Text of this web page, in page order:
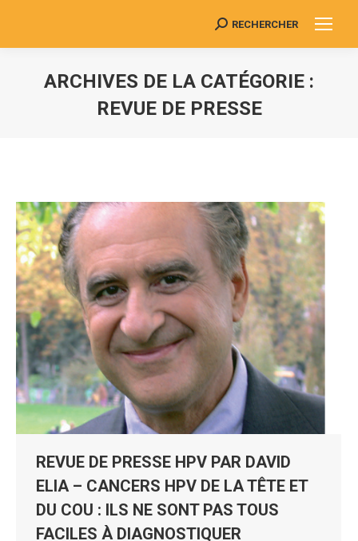
Search:
RECHERCHER
ARCHIVES DE LA CATÉGORIE :
REVUE DE PRESSE
REVUE DE PRESSE HPV PAR DAVID
ELIA – CANCERS HPV DE LA TÊTE ET
DU COU : ILS NE SONT PAS TOUS
FACILES À DIAGNOSTIQUER